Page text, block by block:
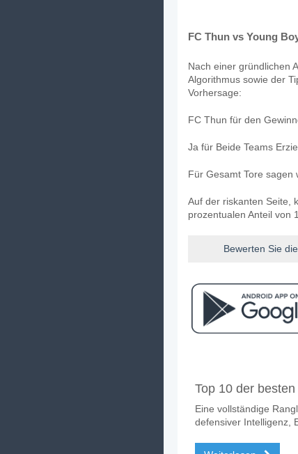
FC Thun vs Young
Nach einer gründlichen
Algorithmus sowie der
Vorhersage:
FC Thun für den
Ja für Beide Teams
Für Gesamt Tore sagen
Auf der riskanten Seite,
prozentualen Anteil von
Bewerten Sie
Das Spiel zwischen FC
Wer ist das
Top 10 der
Eine vollständige
defensiver Intelligenz,